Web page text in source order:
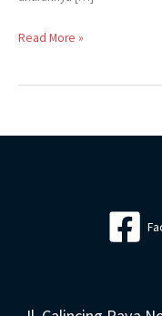
Read More »